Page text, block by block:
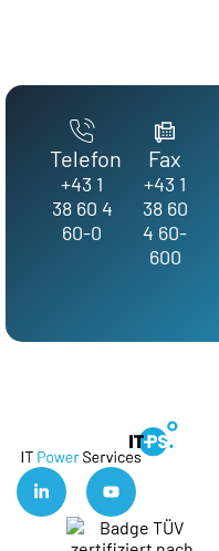
Telefon
+43 1
38 60 4
60-0
Fax
+43 1
38 60
4 60-
600